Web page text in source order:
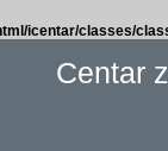
icentar/classes/
Centar